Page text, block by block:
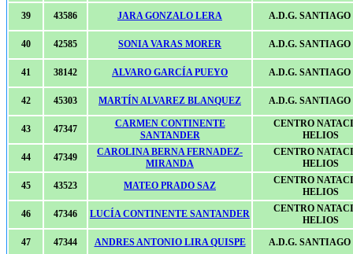
39
43586 JARA GONZALO LERA A.D.G. SANTIAGO
40 42585 SONIA VARAS MORER A.D.G. SANTIAGO
41 38142 ALVARO GARCÍA PUEYO A.D.G. SANTIAGO
42 45303 MARTÍN ALVAREZ BLANQUEZ A.D.G. SANTIAGO
43 47347
CARMEN CONTINENTE
SANTANDER
CENTRO
HELIOS
44
47349
CAROLINA BERNA FERNADEZ-
MIRANDA
CENTRO
HELIOS
45
43523 MATEO PRADO SAZ
CENTRO
HELIOS
46
47346 LUCÍA CONTINENTE SANTANDER
CENTRO
HELIOS
47
47344 ANDRES ANTONIO LIRA QUISPE A.D.G. SANTIAGO